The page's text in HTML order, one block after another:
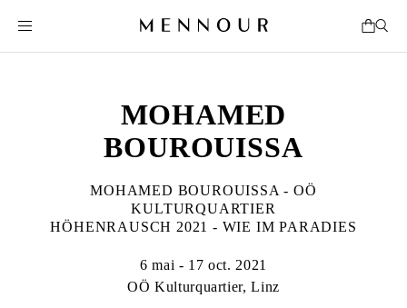
MOHAMED
BOUROUISSA
MOHAMED BOUROUISSA - OÖ
KULTURQUARTIER
HÖHENRAUSCH 2021 - WIE IM PARADIES
6 mai - 17 oct. 2021
OÖ Kulturquartier, Linz